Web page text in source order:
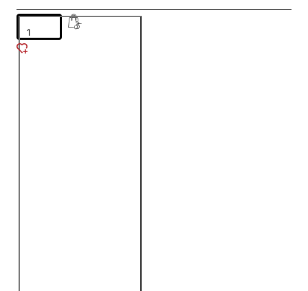
Yağlı
Siyah
Zeytin